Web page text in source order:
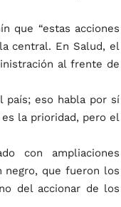
que “estas acciones
central. En Salud, el
al frente de
país; eso habla por sí
la prioridad, pero el
con ampliaciones
negro, que fueron los
del accionar de los